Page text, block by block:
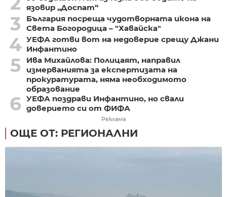
язовир „Доспат“
3
България посреща чудотворната икона на
Света Богородица – "Хавайска"
4 УЕФА готви вот на недоверие срещу Джани
Инфантино
5
Ива Михайлова: Полицаят, направил
измерванията за експертизата на
прокуратурата, няма необходимото
образование
6 УЕФА поздрави Инфантино, но свали
доверието си от ФИФА
Реклама
ОЩЕ ОТ: РЕГИОНАЛНИ